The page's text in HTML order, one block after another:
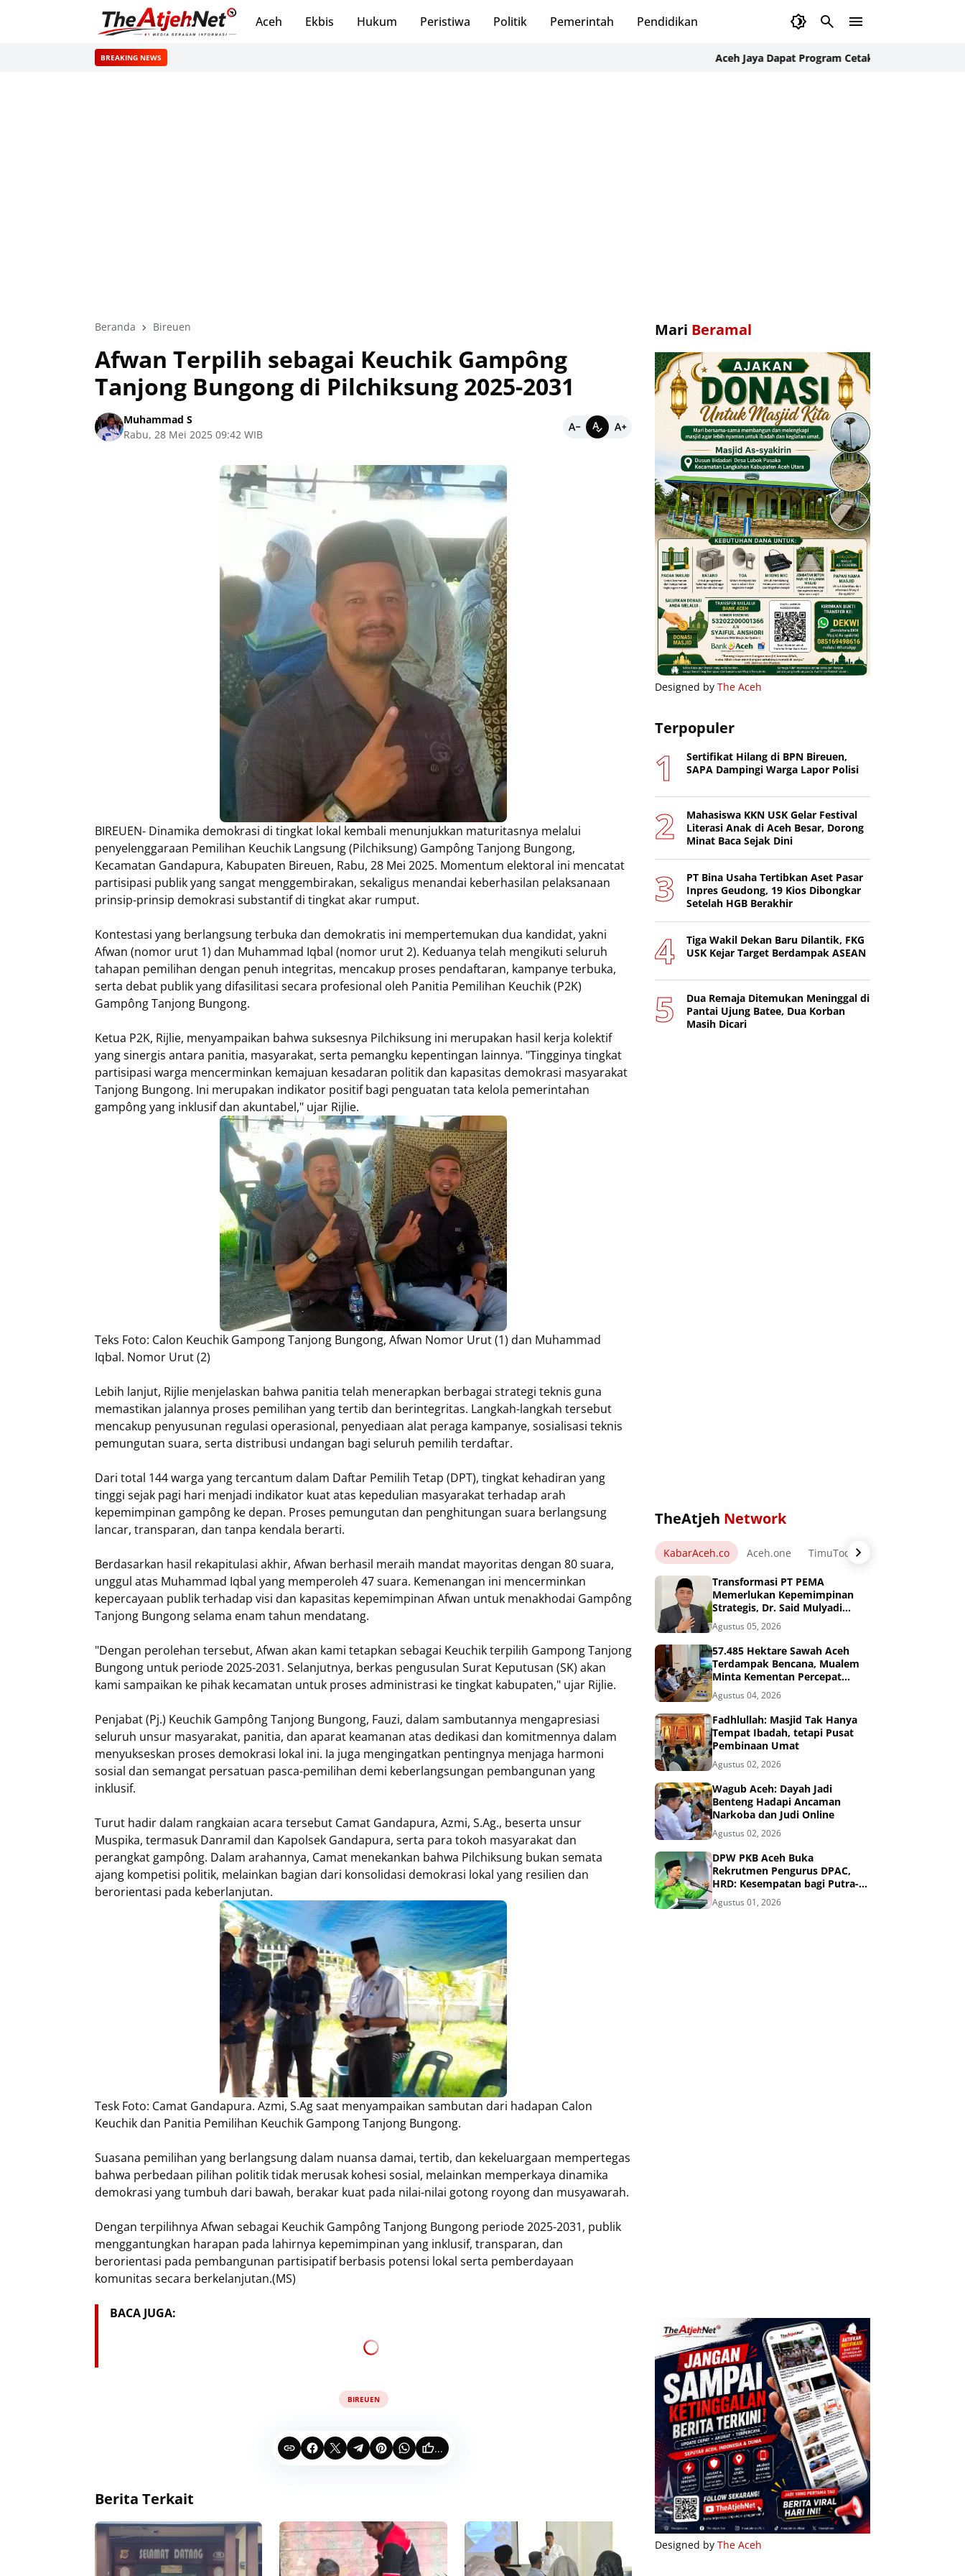
Aceh Ekbis Hukum Peristiwa Politik Pemerintah Pendidikan
BREAKING NEWS Aceh Jaya Dapat Program Cetak 1.000 Hektare Sawah
Beranda Bireuen
Afwan Terpilih sebagai Keuchik Gampông
Tanjong Bungong di Pilchiksung 2025-2031
Muhammad S
Rabu, 28 Mei 2025 09:42 WIB
BIREUEN- Dinamika demokrasi di tingkat lokal kembali menunjukkan maturitasnya melalui
penyelenggaraan Pemilihan Keuchik Langsung (Pilchiksung) Gampông Tanjong Bungong,
Kecamatan Gandapura, Kabupaten Bireuen, Rabu, 28 Mei 2025. Momentum elektoral ini mencatat
partisipasi publik yang sangat menggembirakan, sekaligus menandai keberhasilan pelaksanaan
prinsip-prinsip demokrasi substantif di tingkat akar rumput.
Kontestasi yang berlangsung terbuka dan demokratis ini mempertemukan dua kandidat, yakni
Afwan (nomor urut 1) dan Muhammad Iqbal (nomor urut 2). Keduanya telah mengikuti seluruh
tahapan pemilihan dengan penuh integritas, mencakup proses pendaftaran, kampanye terbuka,
serta debat publik yang difasilitasi secara profesional oleh Panitia Pemilihan Keuchik (P2K)
Gampông Tanjong Bungong.
Ketua P2K, Rijlie, menyampaikan bahwa suksesnya Pilchiksung ini merupakan hasil kerja kolektif
yang sinergis antara panitia, masyarakat, serta pemangku kepentingan lainnya. "Tingginya tingkat
partisipasi warga mencerminkan kemajuan kesadaran politik dan kapasitas demokrasi masyarakat
Tanjong Bungong. Ini merupakan indikator positif bagi penguatan tata kelola pemerintahan
gampông yang inklusif dan akuntabel," ujar Rijlie.
Teks Foto: Calon Keuchik Gampong Tanjong Bungong, Afwan Nomor Urut (1) dan Muhammad
Iqbal. Nomor Urut (2)
Lebih lanjut, Rijlie menjelaskan bahwa panitia telah menerapkan berbagai strategi teknis guna
memastikan jalannya proses pemilihan yang tertib dan berintegritas. Langkah-langkah tersebut
mencakup penyusunan regulasi operasional, penyediaan alat peraga kampanye, sosialisasi teknis
pemungutan suara, serta distribusi undangan bagi seluruh pemilih terdaftar.
Dari total 144 warga yang tercantum dalam Daftar Pemilih Tetap (DPT), tingkat kehadiran yang
tinggi sejak pagi hari menjadi indikator kuat atas kepedulian masyarakat terhadap arah
kepemimpinan gampông ke depan. Proses pemungutan dan penghitungan suara berlangsung
lancar, transparan, dan tanpa kendala berarti.
Berdasarkan hasil rekapitulasi akhir, Afwan berhasil meraih mandat mayoritas dengan 80 suara,
unggul atas Muhammad Iqbal yang memperoleh 47 suara. Kemenangan ini mencerminkan
kepercayaan publik terhadap visi dan kapasitas kepemimpinan Afwan untuk menakhodai Gampông
Tanjong Bungong selama enam tahun mendatang.
"Dengan perolehan tersebut, Afwan akan kami tetapkan sebagai Keuchik terpilih Gampong Tanjong
Bungong untuk periode 2025-2031. Selanjutnya, berkas pengusulan Surat Keputusan (SK) akan
kami sampaikan ke pihak kecamatan untuk proses administrasi ke tingkat kabupaten," ujar Rijlie.
Penjabat (Pj.) Keuchik Gampông Tanjong Bungong, Fauzi, dalam sambutannya mengapresiasi
seluruh unsur masyarakat, panitia, dan aparat keamanan atas dedikasi dan komitmennya dalam
menyukseskan proses demokrasi lokal ini. Ia juga mengingatkan pentingnya menjaga harmoni
sosial dan semangat persatuan pasca-pemilihan demi keberlangsungan pembangunan yang
inklusif.
Turut hadir dalam rangkaian acara tersebut Camat Gandapura, Azmi, S.Ag., beserta unsur
Muspika, termasuk Danramil dan Kapolsek Gandapura, serta para tokoh masyarakat dan
perangkat gampông. Dalam arahannya, Camat menekankan bahwa Pilchiksung bukan semata
ajang kompetisi politik, melainkan bagian dari konsolidasi demokrasi lokal yang resilien dan
berorientasi pada keberlanjutan.
Tesk Foto: Camat Gandapura. Azmi, S.Ag saat menyampaikan sambutan dari hadapan Calon
Keuchik dan Panitia Pemilihan Keuchik Gampong Tanjong Bungong.
Suasana pemilihan yang berlangsung dalam nuansa damai, tertib, dan kekeluargaan mempertegas
bahwa perbedaan pilihan politik tidak merusak kohesi sosial, melainkan memperkaya dinamika
demokrasi yang tumbuh dari bawah, berakar kuat pada nilai-nilai gotong royong dan musyawarah.
Dengan terpilihnya Afwan sebagai Keuchik Gampông Tanjong Bungong periode 2025-2031, publik
menggantungkan harapan pada lahirnya kepemimpinan yang inklusif, transparan, dan
berorientasi pada pembangunan partisipatif berbasis potensi lokal serta pemberdayaan
komunitas secara berkelanjutan.(MS)
BACA JUGA:
BIREUEN
...
Berita Terkait
Mari Beramal
Designed by The Aceh
Terpopuler
Sertifikat Hilang di BPN Bireuen,
SAPA Dampingi Warga Lapor Polisi
Mahasiswa KKN USK Gelar Festival
Literasi Anak di Aceh Besar, Dorong
Minat Baca Sejak Dini
PT Bina Usaha Tertibkan Aset Pasar
Inpres Geudong, 19 Kios Dibongkar
Setelah HGB Berakhir
Tiga Wakil Dekan Baru Dilantik, FKG
USK Kejar Target Berdampak ASEAN
Dua Remaja Ditemukan Meninggal di
Pantai Ujung Batee, Dua Korban
Masih Dicari
TheAtjeh Network
KabarAceh.co Aceh.one TimuToday.com
Transformasi PT PEMA
Memerlukan Kepemimpinan
Strategis, Dr. Said Mulyadi
Dinilai Memenuhi Kriteria
Agustus 05, 2026
57.485 Hektare Sawah Aceh
Terdampak Bencana, Mualem
Minta Kementan Percepat
Pemulihan
Agustus 04, 2026
Fadhlullah: Masjid Tak Hanya
Tempat Ibadah, tetapi Pusat
Pembinaan Umat
Agustus 02, 2026
Wagub Aceh: Dayah Jadi
Benteng Hadapi Ancaman
Narkoba dan Judi Online
Agustus 02, 2026
DPW PKB Aceh Buka
Rekrutmen Pengurus DPAC,
HRD: Kesempatan bagi Putra-
Putri Terbaik Aceh
Agustus 01, 2026
Designed by The Aceh